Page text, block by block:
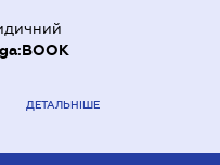
ДЕТАЛЬНІШЕ